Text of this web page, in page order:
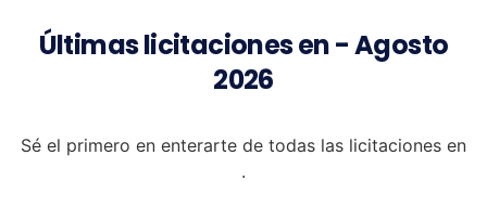
Últimas licitaciones en - Agosto
2026
Sé el primero en enterarte de todas las licitaciones en
.